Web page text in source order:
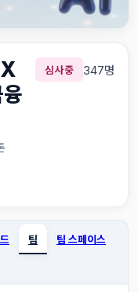
심사중 347명
팀 팀 스페이스